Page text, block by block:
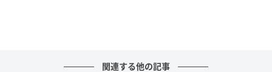
板醤を加えたピリ辛い鶏そぼろに、さわやかなミント
関連する他の記事